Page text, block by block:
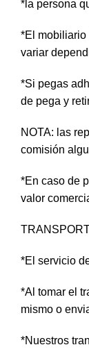
*la persona
*El mobiliario
variar
*Si pegas
de pega y
NOTA: las
comisión
*En caso de
valor
*El servicio
*Al tomar el
mismo o
*Nuestros